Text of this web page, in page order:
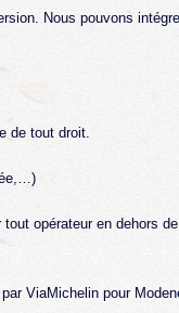
Nous pouvons
de tout droit.
opérateur en dehors
ViaMichelin pour